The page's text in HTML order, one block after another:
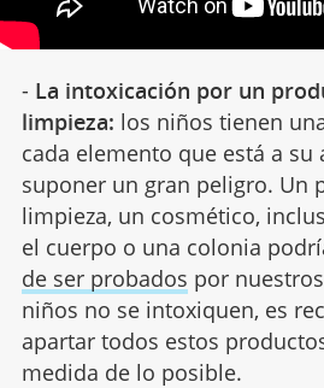
- La intoxicación por un
limpieza: los niños tienen
cada elemento que está a
suponer un gran peligro. Un
limpieza, un cosmético,
el cuerpo o una colonia
de ser probados por
niños no se intoxiquen, es
apartar todos estos
medida de lo posible.